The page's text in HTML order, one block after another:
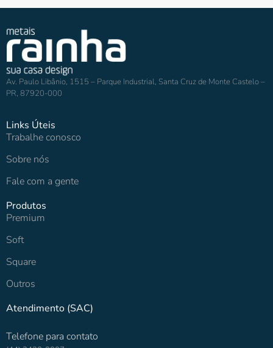
Av. Paulo Libânio, 1515 – Parque Industrial, Santa Cruz de Monte Castelo –
PR, 87920-000
Links Úteis
Trabalhe conosco
Sobre nós
Fale com a gente
Produtos
Premium
Soft
Square
Outros
Atendimento (SAC)
Telefone para contato